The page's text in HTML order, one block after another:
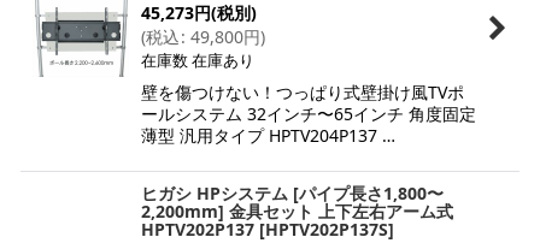
45,273円(税別)
(税込: 49,800円)
在庫数 在庫あり
壁を傷つけない！つっぱり式壁掛け風TVポ
ールシステム 32インチ〜65インチ 角度固定
薄型 汎用タイプ HPTV204P137 …
ヒガシ HPシステム [パイプ長さ1,800〜
2,200mm] 金具セット 上下左右アーム式
HPTV202P137 [HPTV202P137S]